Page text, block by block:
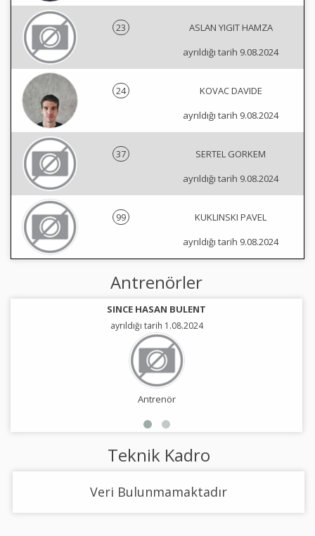
23
ASLAN YIGIT HAMZA
ayrıldığı tarih 9.08.2024
24
KOVAC DAVIDE
ayrıldığı tarih 9.08.2024
37
SERTEL GORKEM
ayrıldığı tarih 9.08.2024
99
KUKLINSKI PAVEL
ayrıldığı tarih 9.08.2024
Antrenörler
SINCE HASAN BULENT
ayrıldığı tarih 1.08.2024
Antrenör
Teknik Kadro
Veri Bulunmamaktadır